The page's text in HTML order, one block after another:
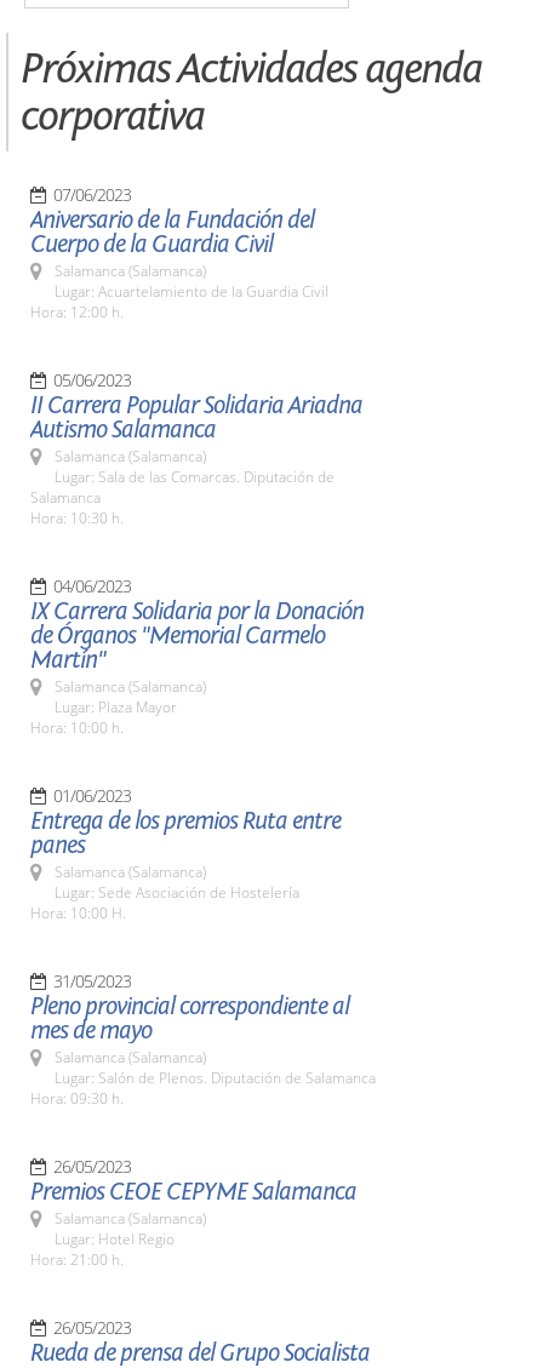
Próximas Actividades agenda
corporativa
07/06/2023
Aniversario de la Fundación del
Cuerpo de la Guardia Civil
Salamanca (Salamanca)
Lugar: Acuartelamiento de la Guardia Civil
Hora: 12:00 h.
05/06/2023
II Carrera Popular Solidaria Ariadna
Autismo Salamanca
Salamanca (Salamanca)
Lugar: Sala de las Comarcas. Diputación de
Salamanca
Hora: 10:30 h.
04/06/2023
IX Carrera Solidaria por la Donación
de Órganos "Memorial Carmelo
Martín"
Salamanca (Salamanca)
Lugar: Plaza Mayor
Hora: 10:00 h.
01/06/2023
Entrega de los premios Ruta entre
panes
Salamanca (Salamanca)
Lugar: Sede Asociación de Hostelería
Hora: 10:00 H.
31/05/2023
Pleno provincial correspondiente al
mes de mayo
Salamanca (Salamanca)
Lugar: Salón de Plenos. Diputación de Salamanca
Hora: 09:30 h.
26/05/2023
Premios CEOE CEPYME Salamanca
Salamanca (Salamanca)
Lugar: Hotel Regio
Hora: 21:00 h.
26/05/2023
Rueda de prensa del Grupo Socialista